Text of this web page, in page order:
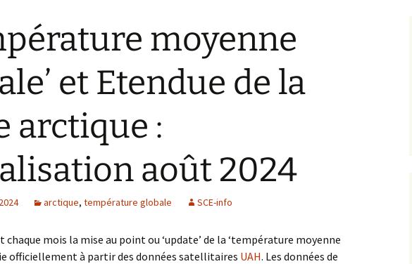
Climat et Biologie
Climat et Géologie
Wrong results and Fake
news
Modèles climatiques
Climat et cycles
Climat et chaos
moyenne
et Etendue de la
arctique :
août 2024
arctique, température globale SCE-info
chaque mois la mise au point ou ‘update’ de la ‘température moyenne
officiellement à partir des données satellitaires UAH. Les données de